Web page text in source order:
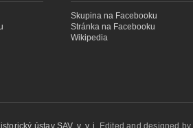
Skupina na Facebooku
Stránka na Facebooku
Wikipedia